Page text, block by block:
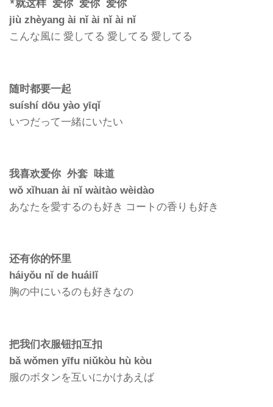
*就这样 爱你 爱你 爱你
jiù zhèyang ài nǐ ài nǐ ài nǐ
こんな風に 愛してる 愛してる 愛してる
随时都要一起
suíshí dōu yào yīqǐ
いつだって一緒にいたい
我喜欢爱你 外套 味道
wǒ xǐhuan ài nǐ wàitào wèidào
あなたを愛するのも好き コートの香りも好き
还有你的怀里
háiyǒu nǐ de huáilǐ
胸の中にいるのも好きなの
把我们衣服钮扣互扣
bǎ wǒmen yīfu niǔkòu hù kòu
服のボタンを互いにかけあえば